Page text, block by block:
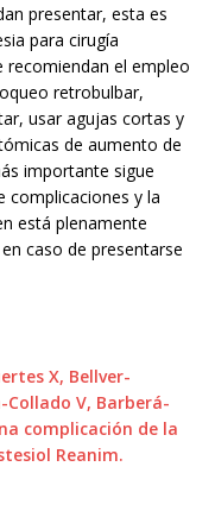
presentar, esta es
para cirugía
el empleo
retrobulbar,
usar agujas cortas y
de aumento de
importante sigue
complicaciones y la
está plenamente
caso de presentarse
X, Bellver-
Collado V, Barberá-
complicación de la
Reanim.